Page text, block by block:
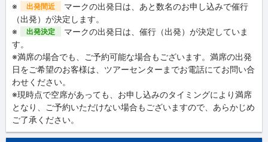
※
出発間近
マークの出発日は、あと数名のお申し込みで催行
（出発）が決定します。
※
出発決定
マークの出発日は、催行（出発）が決定していま
す。
※満席の場合でも、ご予約可能な場合もございます。満席の出発
日をご希望のお客様は、ツアーセンターまでお電話にてお問い合
わせください。
※現時点で空席があっても、お申し込みのタイミングにより満席
となり、ご予約いただけない場合もございますので、あらかじめ
ご了承ください。